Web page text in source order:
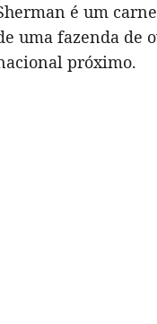
é um
uma fazenda de
próximo.